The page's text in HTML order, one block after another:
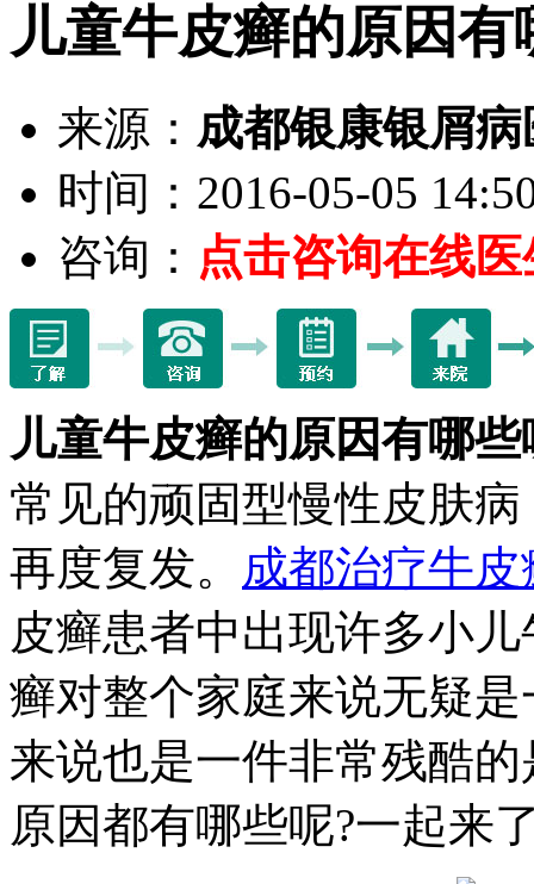
儿童牛皮癣的原因有
来源： 成都银康银屑病
时间：2016-05-05
咨询： 点击咨询在线医
儿童牛皮癣的原因有哪些
常见的顽固型慢性皮肤
再度复发。 成都治疗牛
皮癣患者中出现许多小
癣对整个家庭来说无疑
来说也是一件非常残酷
原因都有哪些呢?一起来